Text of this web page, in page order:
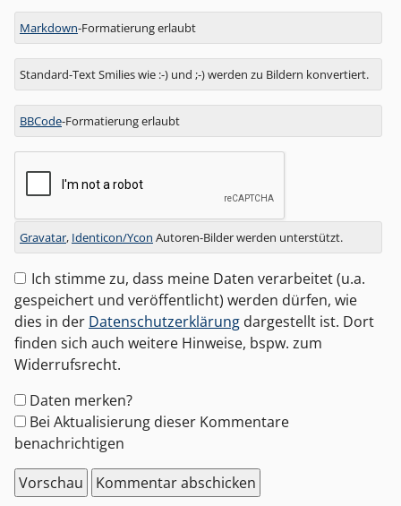
Markdown-Formatierung erlaubt
Standard-Text Smilies wie :-) und ;-) werden zu Bildern konvertiert.
BBCode-Formatierung erlaubt
Gravatar, Identicon/Ycon Autoren-Bilder werden unterstützt.
Ich stimme zu, dass meine Daten verarbeitet (u.a.
gespeichert und veröffentlicht) werden dürfen, wie
dies in der Datenschutzerklärung dargestellt ist. Dort
finden sich auch weitere Hinweise, bspw. zum
Widerrufsrecht.
Formular-
Optionen
Daten merken?
Bei Aktualisierung dieser Kommentare
benachrichtigen